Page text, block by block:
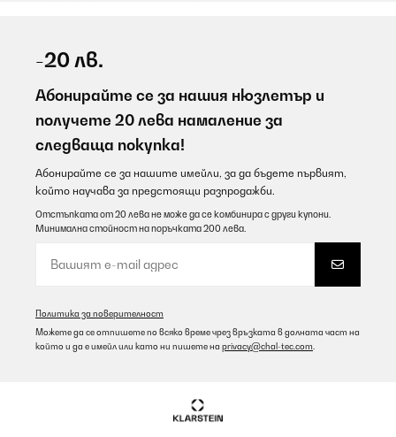
-20 лв.
Абонирайте се за нашия нюзлетър и
получете 20 лева намаление за
следваща покупка!
Абонирайте се за нашите имейли, за да бъдете първият,
който научава за предстоящи разпродажби.
Отстъпката от 20 лева не може да се комбинира с други купони.
Минимална стойност на поръчката 200 лева.
Политика за поверителност
Можете да се отпишете по всяко време чрез връзката в долната част на
който и да е имейл или като ни пишете на privacy@chal-tec.com